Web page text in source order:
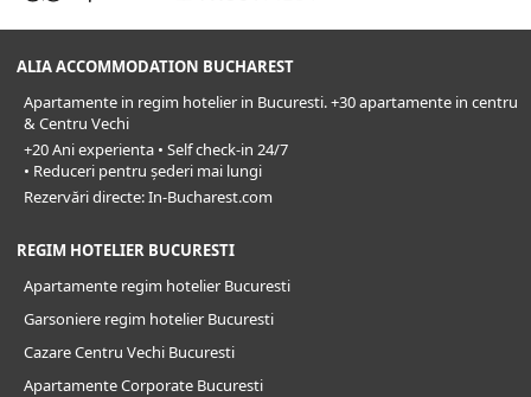
ALIA ACCOMMODATION BUCHAREST
Apartamente in regim hotelier in Bucuresti. +30 apartamente in centru
& Centru Vechi
+20 Ani experienta • Self check-in 24/7
• Reduceri pentru șederi mai lungi
Rezervări directe: In-Bucharest.com
REGIM HOTELIER BUCURESTI
Apartamente regim hotelier Bucuresti
Garsoniere regim hotelier Bucuresti
Cazare Centru Vechi Bucuresti
Apartamente Corporate Bucuresti